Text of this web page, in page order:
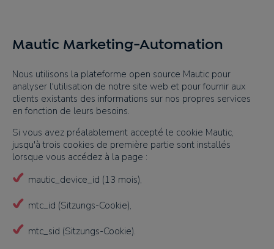
Mautic Marketing-Automation
Nous utilisons la plateforme open source Mautic pour
analyser l'utilisation de notre site web et pour fournir aux
clients existants des informations sur nos propres services
en fonction de leurs besoins.
Si vous avez préalablement accepté le cookie Mautic,
jusqu'à trois cookies de première partie sont installés
lorsque vous accédez à la page :
mautic_device_id (13 mois),
mtc_id (Sitzungs-Cookie),
mtc_sid (Sitzungs-Cookie).